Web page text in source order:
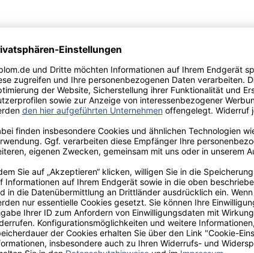
- bis zu 40%.
hochwertiges Fachbuch in unserem renommierten Buchverlag.